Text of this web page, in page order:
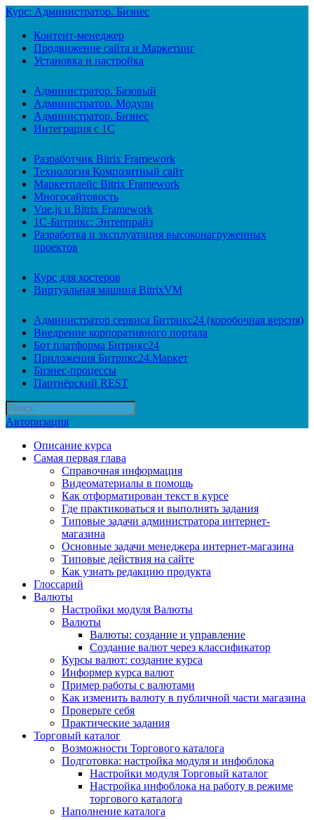
Курс: Администратор. Бизнес
Контент-менеджер
Продвижение сайта и Маркетинг
Установка и настройка
Администратор. Базовый
Администратор. Модули
Администратор. Бизнес
Интеграция с 1С
Разработчик Bitrix Framework
Технология Композитный сайт
Маркетплейс Bitrix Framework
Многосайтовость
Vue.js и Bitrix Framework
1С-Битрикс: Энтерпрайз
Разработка и эксплуатация высоконагруженных
проектов
Курс для хостеров
Виртуальная машина BitrixVM
Администратор сервиса Битрикс24 (коробочная версия)
Внедрение корпоративного портала
Бот платформа Битрикс24
Приложения Битрикс24.Маркет
Бизнес-процессы
Партнёрский REST
Авторизация
Описание курса
Самая первая глава
Справочная информация
Видеоматериалы в помощь
Как отформатирован текст в курсе
Где практиковаться и выполнять задания
Типовые задачи администратора интернет-
магазина
Основные задачи менеджера интернет-магазина
Типовые действия на сайте
Как узнать редакцию продукта
Глоссарий
Валюты
Настройки модуля Валюты
Валюты
Валюты: создание и управление
Создание валют через классификатор
Курсы валют: создание курса
Информер курса валют
Пример работы с валютами
Как изменить валюту в публичной части магазина
Проверьте себя
Практические задания
Торговый каталог
Возможности Торгового каталога
Подготовка: настройка модуля и инфоблока
Настройки модуля Торговый каталог
Настройка инфоблока на работу в режиме
торгового каталога
Наполнение каталога